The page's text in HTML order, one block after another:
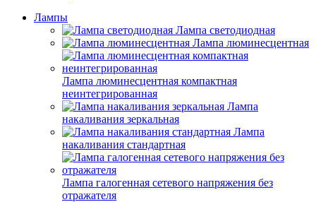
Лампы
Лампа светодиодная
Лампа люминесцентная
Лампа люминесцентная компактная
неинтегрированная
Лампа
накаливания зеркальная
Лампа
накаливания стандартная
Лампа галогенная сетевого напряжения без
отражателя